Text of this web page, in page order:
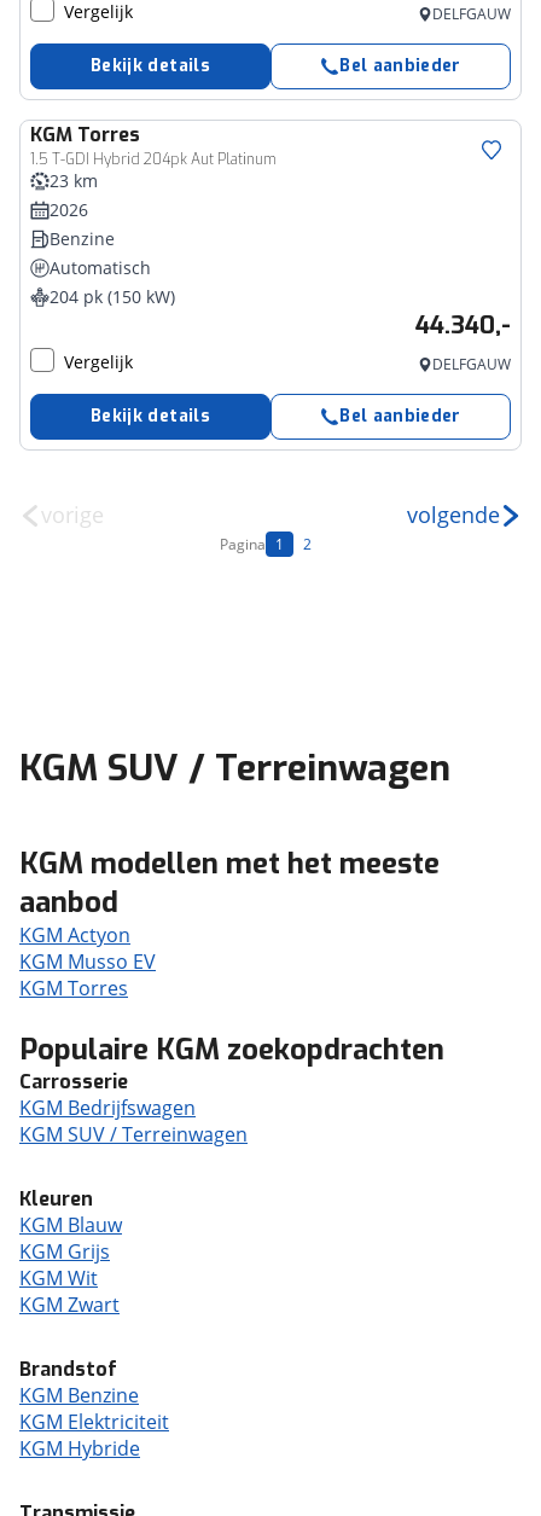
Vergelijk DELFGAUW
Bekijk details Bel aanbieder
KGM Torres
1.5 T-GDI Hybrid 204pk Aut Platinum
23 km
2026
Benzine
Automatisch
204 pk (150 kW)
44.340,-
Vergelijk DELFGAUW
Bekijk details Bel aanbieder
vorige
Pagina 1 2
volgende
KGM SUV / Terreinwagen
KGM modellen met het meeste
aanbod
KGM Actyon
KGM Musso EV
KGM Torres
Populaire KGM zoekopdrachten
Carrosserie
KGM Bedrijfswagen
KGM SUV / Terreinwagen
Kleuren
KGM Blauw
KGM Grijs
KGM Wit
KGM Zwart
Brandstof
KGM Benzine
KGM Elektriciteit
KGM Hybride